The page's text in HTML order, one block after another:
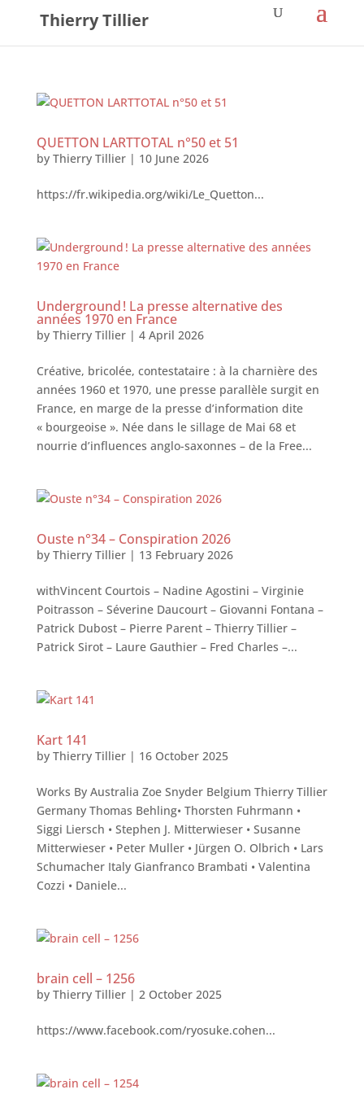
Thierry Tillier
QUETTON LARTTOTAL n°50 et 51
by Thierry Tillier| 10 June 2026
https://fr.wikipedia.org/wiki/Le_Quetton...
Underground ! La presse alternative des
années 1970 en France
by Thierry Tillier| 4 April 2026
Créative, bricolée, contestataire : à la charnière des
années 1960 et 1970, une presse parallèle surgit en
France, en marge de la presse d’information dite
« bourgeoise ». Née dans le sillage de Mai 68 et
nourrie d’influences anglo-saxonnes – de la Free...
Ouste n°34 – Conspiration 2026
by Thierry Tillier| 13 February 2026
withVincent Courtois – Nadine Agostini – Virginie
Poitrasson – Séverine Daucourt – Giovanni Fontana –
Patrick Dubost – Pierre Parent – Thierry Tillier –
Patrick Sirot – Laure Gauthier – Fred Charles –...
Kart 141
by Thierry Tillier| 16 October 2025
Works By Australia Zoe Snyder Belgium Thierry Tillier
Germany Thomas Behling• Thorsten Fuhrmann •
Siggi Liersch • Stephen J. Mitterwieser • Susanne
Mitterwieser • Peter Muller • Jürgen O. Olbrich • Lars
Schumacher Italy Gianfranco Brambati • Valentina
Cozzi • Daniele...
brain cell – 1256
by Thierry Tillier| 2 October 2025
https://www.facebook.com/ryosuke.cohen...